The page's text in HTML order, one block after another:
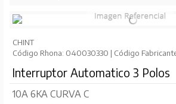
CHINT
Código Rhona: 040030330 | Código
Interruptor Automatico 3 Polos
10A 6KA CURVA C